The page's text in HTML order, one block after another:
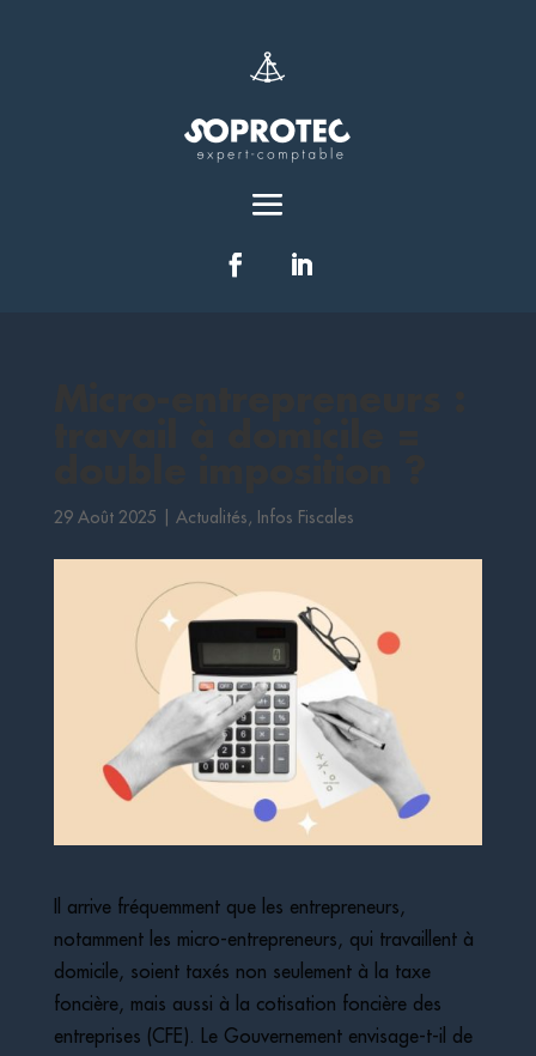
29 Août 2025 Actualités , Infos Fiscales
Il arrive fréquemment que les entrepreneurs,
notamment les micro-entrepreneurs, qui travaillent à
domicile, soient taxés non seulement à la taxe
foncière, mais aussi à la cotisation foncière des
entreprises (CFE). Le Gouvernement envisage-t-il de